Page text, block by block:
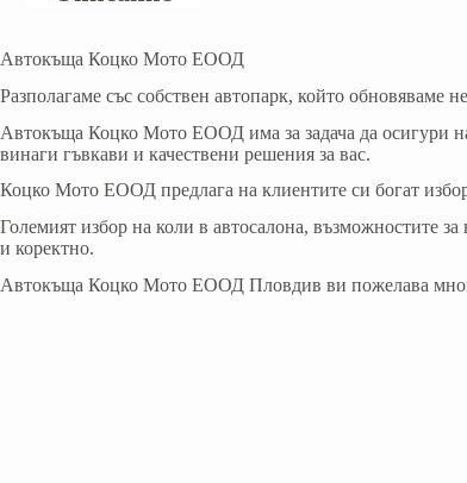
Автокъща Коцко Мото ЕООД
Разполагаме със собствен автопарк, който обновяваме
Aвтокъща Коцко Мото ЕООД има за задача да осигури
винаги гъвкави и качествени решения за вас.
Коцко Мото ЕООД предлага на клиентите си богат
Големият избор на коли в автосалона, възможностите
и коректно.
Автокъща Коцко Мото ЕООД Пловдив ви пожелава